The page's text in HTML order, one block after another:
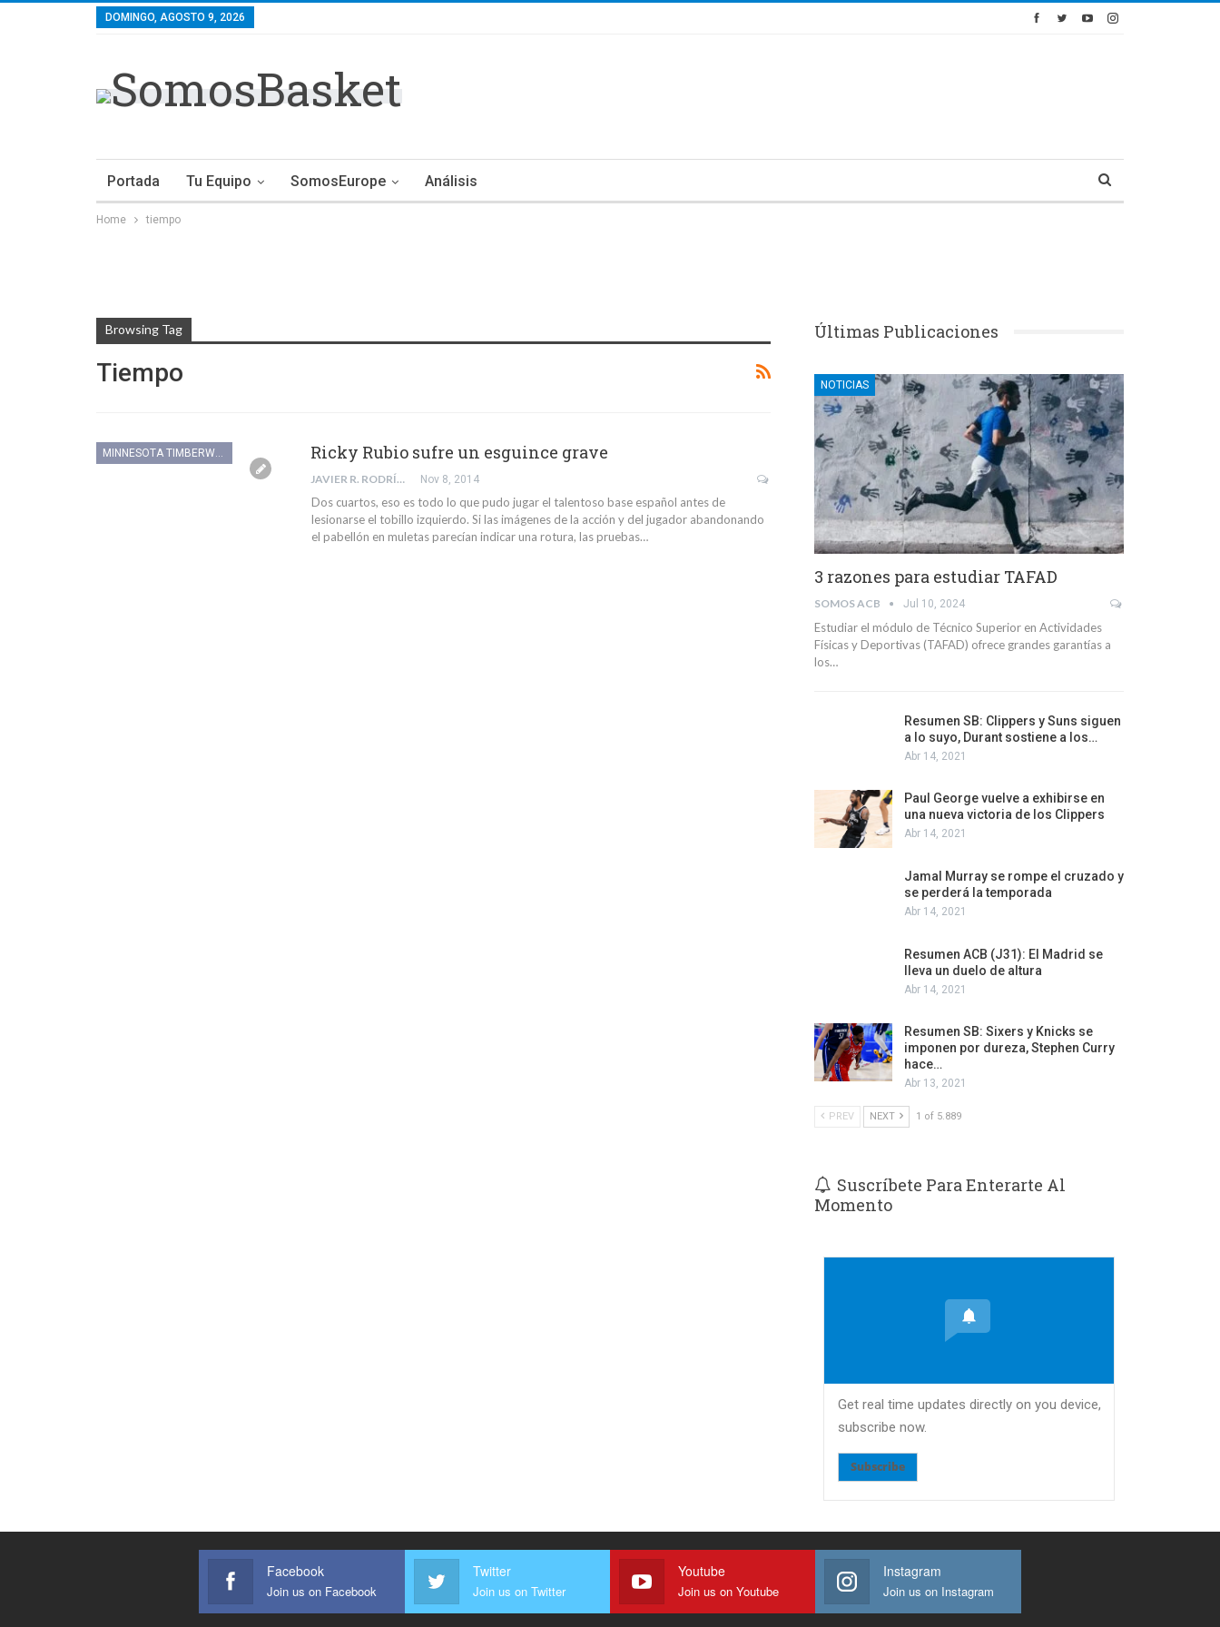
DOMINGO, AGOSTO 9, 2026
Portada Tu Equipo SomosEurope Análisis
Home tiempo
Browsing Tag
Tiempo
Ricky Rubio sufre un esguince grave
JAVIER R. RODRÍGUEZ Nov 8, 2014
Dos cuartos, eso es todo lo que pudo jugar el talentoso base español antes de
lesionarse el tobillo izquierdo. Si las imágenes de la acción y del jugador abandonando
el pabellón en muletas parecían indicar una rotura, las pruebas…
Últimas Publicaciones
NOTICIAS
3 razones para estudiar TAFAD
SOMOS ACB Jul 10, 2024
Estudiar el módulo de Técnico Superior en Actividades
Físicas y Deportivas (TAFAD) ofrece grandes garantías a
los…
Resumen SB: Clippers y Suns siguen
a lo suyo, Durant sostiene a los…
Abr 14, 2021
Paul George vuelve a exhibirse en
una nueva victoria de los Clippers
Abr 14, 2021
Jamal Murray se rompe el cruzado y
se perderá la temporada
Abr 14, 2021
Resumen ACB (J31): El Madrid se
lleva un duelo de altura
Abr 14, 2021
Resumen SB: Sixers y Knicks se
imponen por dureza, Stephen Curry
hace…
Abr 13, 2021
PREV NEXT 1 of 5.889
Suscríbete Para Enterarte Al
Momento
Get real time updates directly on you device,
subscribe now.
Subscribe
Facebook
Join us on Facebook
Twitter
Join us on Twitter
Youtube
Join us on Youtube
Instagram
Join us on Instagram